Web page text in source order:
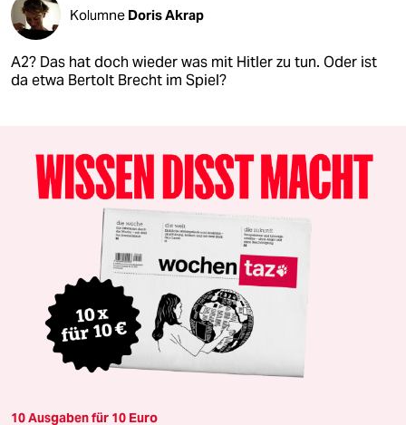
Kolumne Doris Akrap
A2? Das hat doch wieder was mit Hitler zu tun. Oder ist
da etwa Bertolt Brecht im Spiel?
10 Ausgaben für 10 Euro